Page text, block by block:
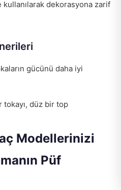
dekorasyona zarif
gücünü daha iyi
tokayı, düz bir top
Modellerinizi
Püf